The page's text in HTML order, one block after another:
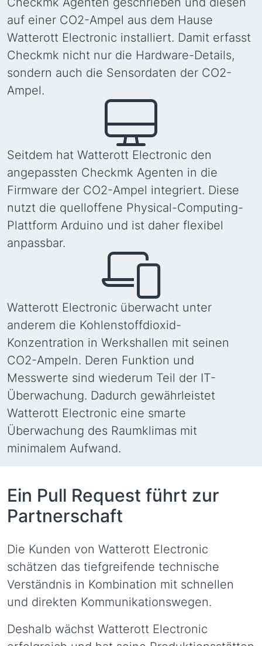
auf einer CO2-Ampel aus dem Hause
Watterott Electronic installiert. Damit erfasst
Checkmk nicht nur die Hardware-Details,
sondern auch die Sensordaten der CO2-
Ampel.
Seitdem hat Watterott Electronic den
angepassten Checkmk Agenten in die
Firmware der CO2-Ampel integriert. Diese
nutzt die quelloffene Physical-Computing-
Plattform Arduino und ist daher flexibel
anpassbar.
Watterott Electronic überwacht unter
anderem die Kohlenstoffdioxid-
Konzentration in Werkshallen mit seinen
CO2-Ampeln. Deren Funktion und
Messwerte sind wiederum Teil der IT-
Überwachung. Dadurch gewährleistet
Watterott Electronic eine smarte
Überwachung des Raumklimas mit
minimalem Aufwand.
Ein Pull Request führt zur
Partnerschaft
Die Kunden von Watterott Electronic
schätzen das tiefgreifende technische
Verständnis in Kombination mit schnellen
und direkten Kommunikationswegen.
Deshalb wächst Watterott Electronic